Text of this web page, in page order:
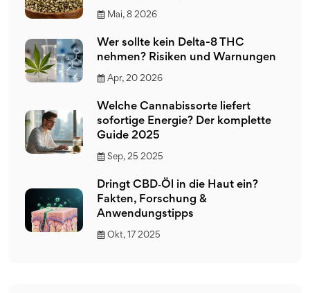
Mai, 8 2026
Wer sollte kein Delta-8 THC
nehmen? Risiken und Warnungen
Apr, 20 2026
Welche Cannabissorte liefert
sofortige Energie? Der komplette
Guide 2025
Sep, 25 2025
Dringt CBD‑Öl in die Haut ein?
Fakten, Forschung &
Anwendungstipps
Okt, 17 2025